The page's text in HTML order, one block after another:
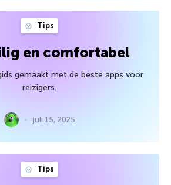
Tips
en comfortabel
gemaakt met de beste apps voor
reizigers.
juli 15, 2025
Tips